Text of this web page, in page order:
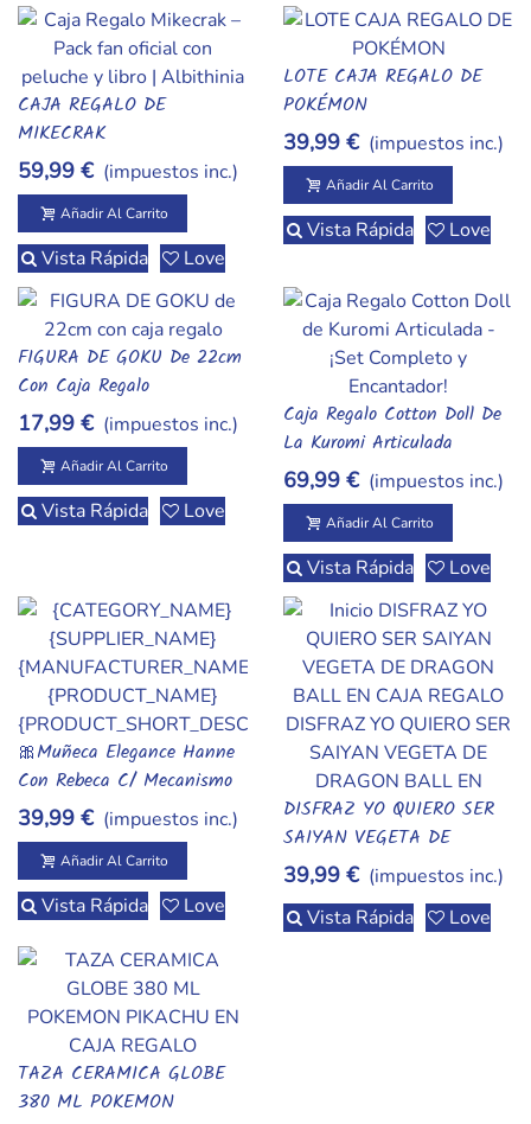
Añadir Al Carrito
CAJA REGALO DE
MIKECRAK
59,99 € (impuestos inc.)
Añadir Al Carrito
Vista Rápida Love
Añadir Al Carrito
LOTE CAJA REGALO DE
POKÉMON
39,99 € (impuestos inc.)
Añadir Al Carrito
Vista Rápida Love
Añadir Al Carrito
FIGURA DE GOKU De 22cm
Con Caja Regalo
17,99 € (impuestos inc.)
Añadir Al Carrito
Vista Rápida Love
Añadir Al Carrito
Caja Regalo Cotton Doll De
La Kuromi Articulada
69,99 € (impuestos inc.)
Añadir Al Carrito
Vista Rápida Love
Añadir Al Carrito
🎀Muñeca Elegance Hanne
Con Rebeca C/ Mecanismo
Risa 28cm EN CAJA
REGALO
39,99 € (impuestos inc.)
Añadir Al Carrito
Vista Rápida Love
Vista Rápida
DISFRAZ YO QUIERO SER
SAIYAN VEGETA DE
DRAGON BALL EN CAJA
39,99 € (impuestos inc.)
Vista Rápida
Love
Añadir Al Carrito
TAZA CERAMICA GLOBE
380 ML POKEMON